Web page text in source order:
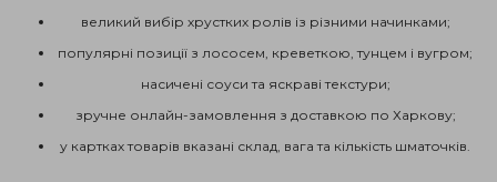
великий вибір хрустких ролів із різними начинками;
популярні позиції з лососем, креветкою, тунцем і вугром;
насичені соуси та яскраві текстури;
зручне онлайн-замовлення з доставкою по Харкову;
у картках товарів вказані склад, вага та кількість шматочків.